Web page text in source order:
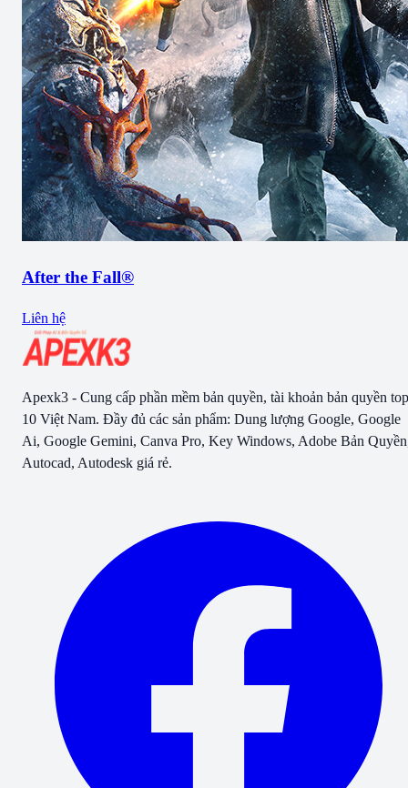
After the Fall®
Liên hệ
Apexk3 - Cung cấp phần mềm bản quyền, tài khoản bản quyền top
10 Việt Nam. Đầy đủ các sản phẩm: Dung lượng Google, Google
Ai, Google Gemini, Canva Pro, Key Windows, Adobe Bản
Autocad, Autodesk giá rẻ.